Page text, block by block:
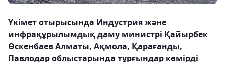
Үкімет отырысында Индустрия және
инфрақұрылымдық даму министрі Қайырбек
Өскенбаев Алматы, Ақмола, Қарағанды,
Павлодар облыстарында тұрғындар көмірді